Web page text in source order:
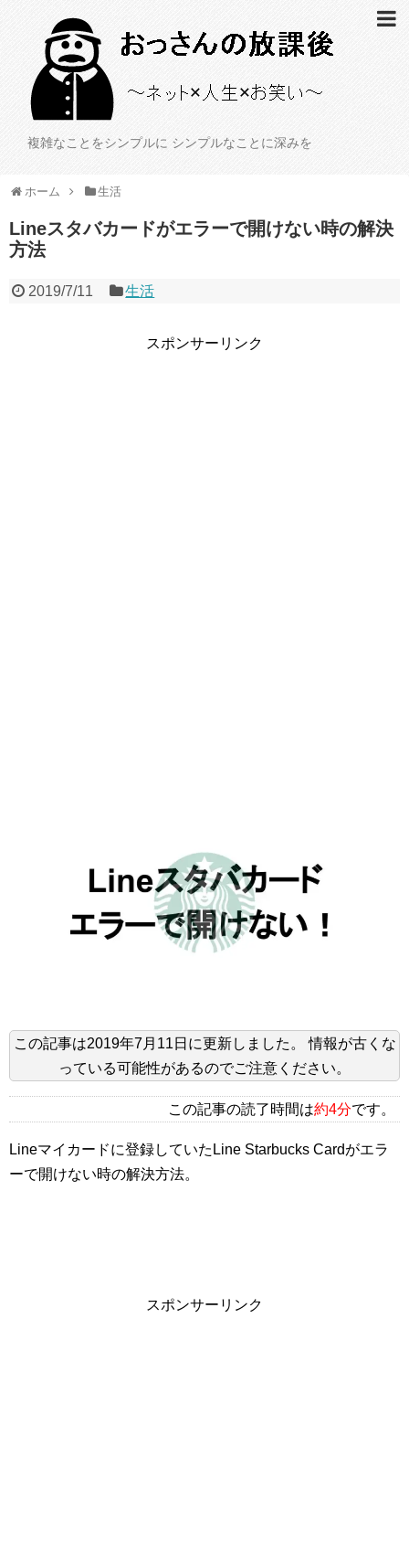
複雑なことをシンプルに シンプルなことに深みを
ホーム 生活
Lineスタバカードがエラーで開けない時の解決
方法
2019/7/11 生活
スポンサーリンク
この記事は2019年7月11日 に更新しました。
情報が古くな
っている可能性があるのでご注意ください。
この記事の読了時間は約4分です。
Lineマイカードに登録していたLine Starbucks Cardがエラ
ーで開けない時の解決方法。
スポンサーリンク